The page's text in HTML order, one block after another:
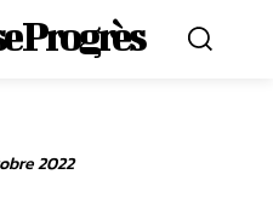
Progrès
2022